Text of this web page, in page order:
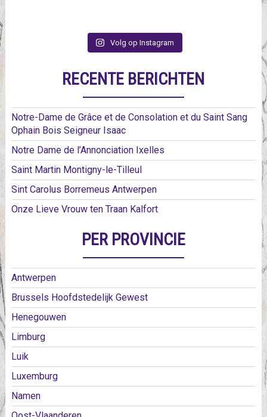
Volg op Instagram
RECENTE BERICHTEN
Notre-Dame de Grâce et de Consolation et du Saint Sang
Ophain Bois Seigneur Isaac
Notre Dame de l’Annonciation Ixelles
Saint Martin Montigny-le-Tilleul
Sint Carolus Borremeus Antwerpen
Onze Lieve Vrouw ten Traan Kalfort
PER PROVINCIE
Antwerpen
Brussels Hoofdstedelijk Gewest
Henegouwen
Limburg
Luik
Luxemburg
Namen